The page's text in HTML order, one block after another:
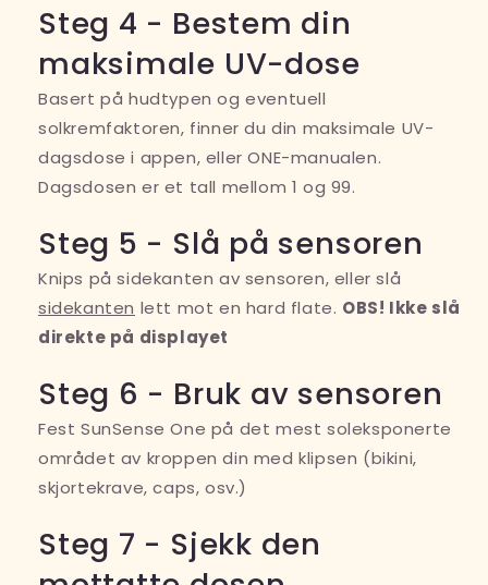
Steg 4 - Bestem din
maksimale UV-dose
Basert på hudtypen og eventuell
solkremfaktoren, finner du din maksimale UV-
dagsdose i appen, eller ONE-manualen.
Dagsdosen er et tall mellom 1 og 99.
Steg 5 - Slå på sensoren
Knips på sidekanten av sensoren, eller slå
sidekanten lett mot en hard flate. OBS! Ikke slå
direkte på displayet
Steg 6 - Bruk av sensoren
Fest SunSense One på det mest soleksponerte
området av kroppen din med klipsen (bikini,
skjortekrave, caps, osv.)
Steg 7 - Sjekk den